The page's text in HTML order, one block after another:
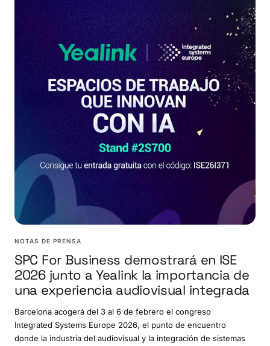
NOTAS DE PRENSA
SPC For Business demostrará en ISE
2026 junto a Yealink la importancia de
una experiencia audiovisual integrada
Barcelona acogerá del 3 al 6 de febrero el congreso
Integrated Systems Europe 2026, el punto de encuentro
donde la industria del audiovisual y la integración de sistemas